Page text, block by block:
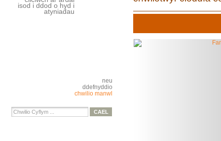
isod i ddod o hyd i
atyniadau
neu
ddefnyddio
chwilio manwl